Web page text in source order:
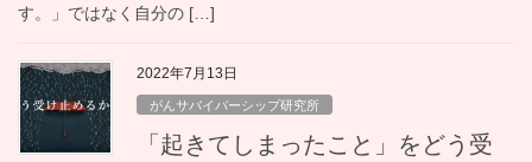
す。」ではなく自分の […]
2022年7月13日
がんサバイバーシップ研究所
「起きてしまったこと」をどう受